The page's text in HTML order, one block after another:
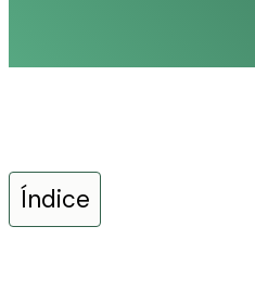
Índice